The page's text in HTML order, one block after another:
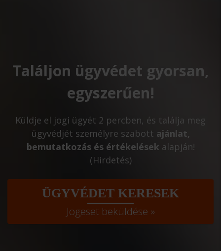
Találjon ügyvédet gyorsan,
egyszerűen!
Küldje el jogi ügyét 2 percben, és találja meg
ügyvédjét személyre szabott ajánlat,
bemutatkozás és értékelések alapján!
(Hirdetés)
ÜGYVÉDET KERESEK
Jogeset beküldése »